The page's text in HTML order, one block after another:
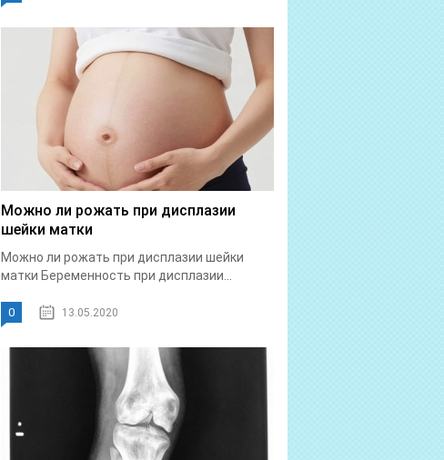
Можно ли рожать при дисплазии
шейки матки
Можно ли рожать при дисплазии шейки
матки Беременность при дисплазии...
0 13.05.2020